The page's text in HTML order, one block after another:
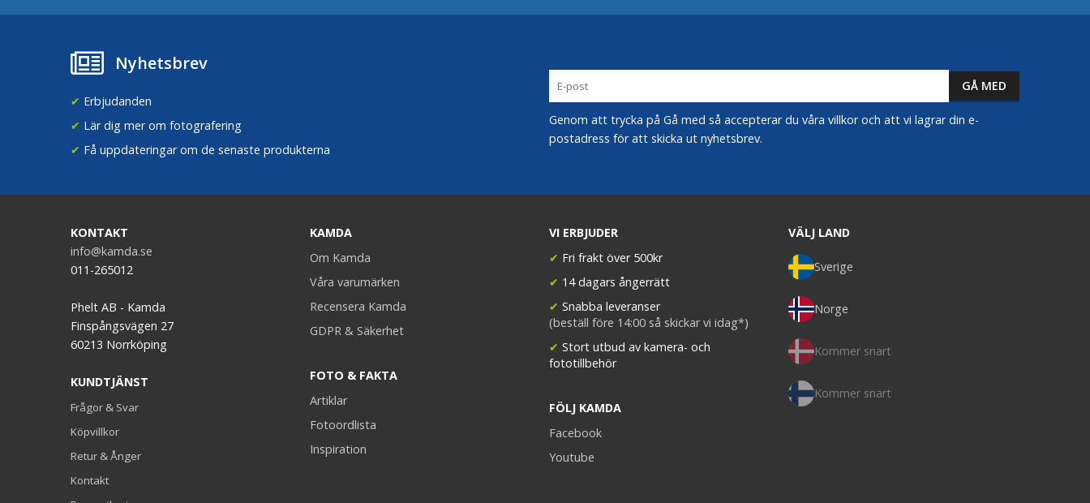
Nyhetsbrev
✔ Erbjudanden
✔ Lär dig mer om fotografering
✔ Få uppdateringar om de senaste produkterna
Genom att trycka på Gå med så accepterar du våra villkor och att vi lagrar din e-
postadress för att skicka ut nyhetsbrev.
KONTAKT
info@kamda.se
011-265012
Phelt AB - Kamda
Finspångsvägen 27
60213 Norrköping
KUNDTJÄNST
Frågor & Svar
Köpvillkor
Retur & Ånger
Kontakt
KAMDA
Om Kamda
Våra varumärken
Recensera Kamda
GDPR & Säkerhet
FOTO & FAKTA
Artiklar
Fotoordlista
Inspiration
VI ERBJUDER
✔ Fri frakt över 500kr
✔ 14 dagars ångerrätt
✔ Snabba leveranser
(beställ före 14:00 så skickar vi idag*)
✔ Stort utbud av kamera- och
fototillbehör
FÖLJ KAMDA
Facebook
Youtube
VÄLJ LAND
Sverige
Norge
Kommer snart
Kommer snart